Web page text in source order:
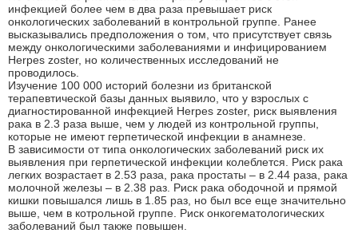
инфекцией более чем в два раза превышает риск
онкологических заболеваний в контрольной группе. Ранее
высказывались предположения о том, что присутствует связь
между онкологическими заболеваниями и инфицированием
Herpes zoster, но количественных исследований не
проводилось.
Изучение 100 000 историй болезни из британской
терапевтической базы данных выявило, что у взрослых с
диагностированной инфекцией Herpes zoster, риск выявления
рака в 2.3 раза выше, чем у людей из контрольной группы,
которые не имеют герпетической инфекции в анамнезе.
В зависимости от типа онкологических заболеваний риск их
выявления при герпетической инфекции колеблется. Риск рака
легких возрастает в 2.53 раза, рака простаты – в 2.44 раза, рака
молочной железы – в 2.38 раз. Риск рака ободочной и прямой
кишки повышался лишь в 1.85 раз, но был все еще значительно
выше, чем в котрольной группе. Риск онкогематологических
заболеваний был также повышен.